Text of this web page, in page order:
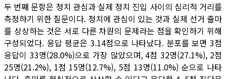
두 번째 문항은 정치 관심과 실제 정치 진입 사이의 심리적 거리를
측정하기 위한 질문이다. 정치에 관심이 있는 것과 실제 선거 출마
를 상상하는 것은 서로 다른 차원의 문제라는 점을 확인하기 위해
구성되었다. 응답 평균은 3.14점으로 나타났다. 분포를 보면 3점
응답이 33명(28.0%)으로 가장 많았으며, 4점 32명(27.1%), 2점
25명(21.2%), 1점 15명(12.7%), 5점 13명(11.0%) 순으로 나타